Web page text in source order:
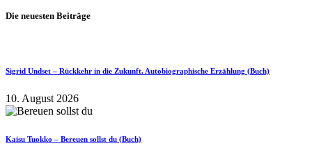
Die neuesten Beiträge
Sigrid Undset – Rückkehr in die Zukunft. Autobiographische Erzählung (Buch)
10. August 2026
Kaisu Tuokko – Bereuen sollst du (Buch)